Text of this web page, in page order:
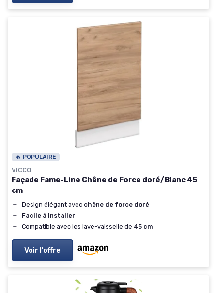
🔥 POPULAIRE
VICCO
Façade Fame-Line Chêne de Force doré/Blanc 45
cm
＋ Design élégant avec chêne de force doré
＋
Facile à installer
＋
Compatible avec les lave-vaisselle de 45 cm
Voir l'offre